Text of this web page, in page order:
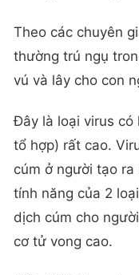
Theo các chuyên
thường trú ngụ
vú và lây cho con
Đây là loại virus
tổ hợp) rất cao.
cúm ở người tạo
tính năng của 2
dịch cúm cho
cơ tử vong cao.